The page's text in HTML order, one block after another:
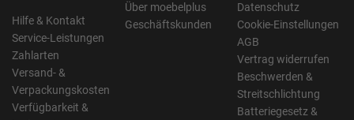
Hilfe & Kontakt
Service-Leistungen
Zahlarten
Versand- &
Verpackungskosten
Verfügbarkeit &
Über moebelplus
Geschäftskunden
Datenschutz
Cookie-Einstellungen
AGB
Vertrag widerrufen
Beschwerden &
Streitschlichtung
Batteriegesetz &